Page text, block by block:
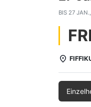
BIS 27